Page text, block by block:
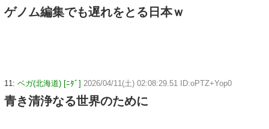
ゲノム編集でも遅れをとる日本ｗ
11: ベガ(北海道) [ﾆﾀﾞ] 2026/04/11(土) 02:08:29.51 ID:oPTZ+Yop0
青き清浄なる世界のために